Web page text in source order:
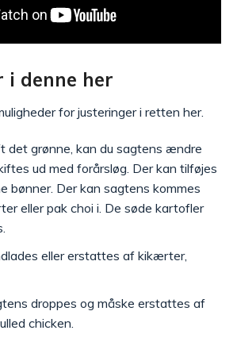
denne her
for justeringer i retten her.
det grønne, kan du sagtens ændre
ud med forårsløg. Der kan tilføjes
bønner. Der kan sagtens kommes
eller pak choi i. De søde kartofler
eller erstattes af kikærter,
droppes og måske erstattes af
chicken.